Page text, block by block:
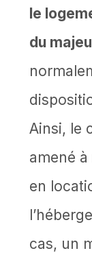
le
du
Ainsi, le
amené
en
cas, un